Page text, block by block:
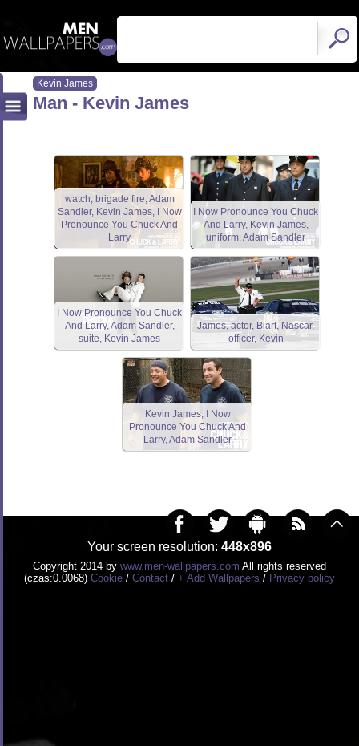
Kevin James
Man - Kevin James
watch, brigade fire, Adam
Sandler, Kevin James, I Now
Pronounce You Chuck And
Larry
I Now Pronounce You Chuck
And Larry, Kevin James,
uniform, Adam Sandler
I Now Pronounce You Chuck
And Larry, Adam Sandler,
suite, Kevin James
James, actor, Blart, Nascar,
officer, Kevin
Kevin James, I Now
Pronounce You Chuck And
Larry, Adam Sandler
Your screen resolution: 448x896
Copyright 2014 by www.men-wallpapers.com All rights reserved
(czas:0.0068) Cookie / Contact / + Add Wallpapers / Privacy policy